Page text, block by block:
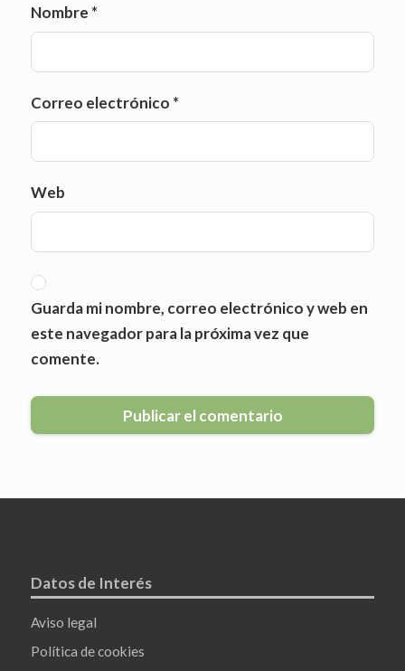
Nombre *
Correo electrónico *
Web
Guarda mi nombre, correo electrónico y web en
este navegador para la próxima vez que
comente.
Datos de Interés
Aviso legal
Política de cookies